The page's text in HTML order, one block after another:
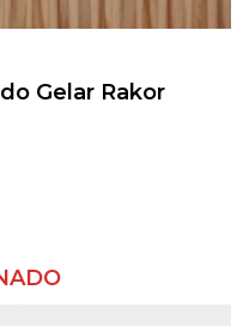
Gelar Rakor